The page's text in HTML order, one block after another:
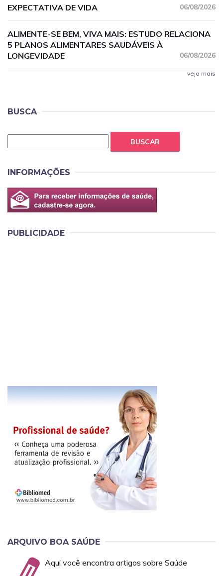
EXPECTATIVA DE VIDA
06/08/2026
ALIMENTE-SE BEM, VIVA MAIS: ESTUDO RELACIONA
5 PLANOS ALIMENTARES SAUDÁVEIS À
LONGEVIDADE
06/08/2026
veja mais
BUSCA
BUSCAR
INFORMAÇÕES
PUBLICIDADE
ARQUIVO BOA SAÚDE
Aqui você encontra artigos sobre Saúde